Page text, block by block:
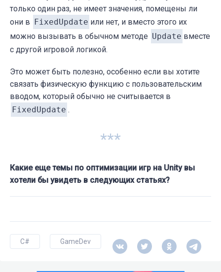
только один раз, не имеет значения, помещены ли
они в
FixedUpdate или нет, и вместо этого их
можно вызывать в обычном методе Update вместе
с другой игровой логикой.
Это может быть полезно, особенно если вы хотите
связать физическую функцию с пользовательским
вводом, который обычно не считывается в
FixedUpdate .
***
Какие еще темы по оптимизации игр на Unity вы
хотели бы увидеть в следующих статьях?
C# GameDev